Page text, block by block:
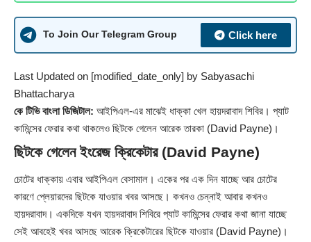
To Join Our Telegram Group Click here
Last Updated on [modified_date_only] by Sabyasachi
Bhattacharya
কে টিভি বাংলা ডিজিটাল: আইপিএল-এর মাঝেই ধাক্কা খেল হায়দরাবাদ শিবির। প্যাট
কামিন্সের ফেরার কথা থাকলেও ছিটকে গেলেন আরেক তারকা (David Payne)।
ছিটকে গেলেন ইংরেজ ক্রিকেটার (David Payne)
চোটের ধাক্কায় এবার আইপিএল বেসামাল। একের পর এক দিন যাচ্ছে আর চোটের
কারণে প্লেয়ারদের ছিটকে যাওয়ার খবর আসছে। কখনও চেন্নাই আবার কখনও
হায়দরাবাদ। একদিকে যখন হায়দরাবাদ শিবিরে প্যাট কামিন্সের ফেরার কথা জানা যাচ্ছে
সেই আবহেই খবর আসছে আরেক ক্রিকেটারের ছিটকে যাওয়ার (David Payne)।